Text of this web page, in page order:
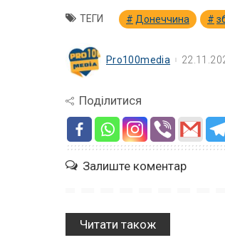
ТЕГИ Донеччина
Pro100media
Поділитися
Залиште коментар
Читати також